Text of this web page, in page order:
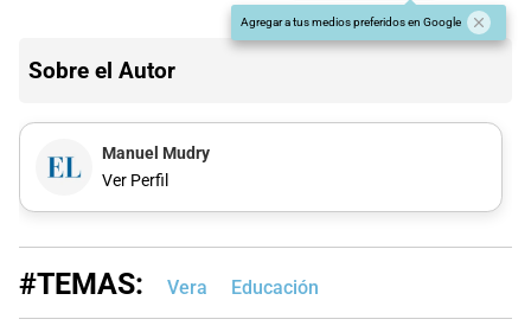
Agregar a tus medios preferidos en Google
Sobre el Autor
Manuel Mudry
Ver Perfil
#TEMAS: Vera Educación